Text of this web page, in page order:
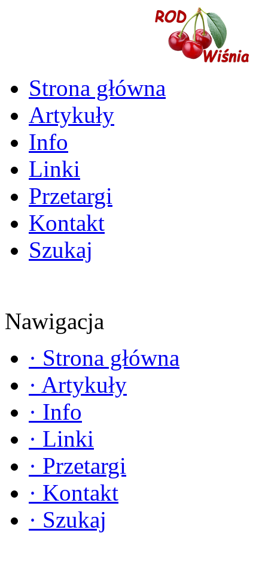
Strona główna
Artykuły
Info
Linki
Przetargi
Kontakt
Szukaj
Nawigacja
· Strona główna
· Artykuły
· Info
· Linki
· Przetargi
· Kontakt
· Szukaj